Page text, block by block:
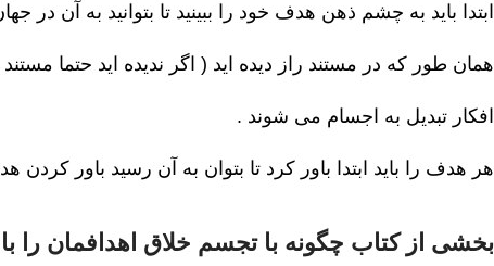
ابتدا باید به چشم ذهن هدف خود را ببینید تا بتوانید به آن در
همان طور که در مستند راز دیده اید ( اگر ندیده اید حتما مستند
افکار تبدیل به اجسام می شوند .
هر هدف را باید ابتدا باور کرد تا بتوان به آن رسید باور کردن
بخشی از کتاب چگونه با تجسم خلاق اهدافمان را